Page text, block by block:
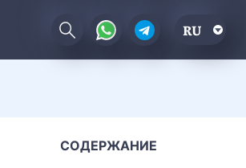
RU
СОДЕРЖАНИЕ